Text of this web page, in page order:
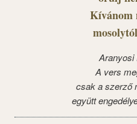
Kívánom
Aranyosi
A vers
csak a szerző
együtt